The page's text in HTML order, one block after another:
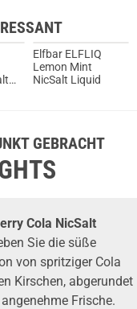
Elfbar ELFLIQ
Lemon Mint
NicSalt Liquid
GEBRACHT
Cola NicSalt
Sie die süße
von spritziger Cola
Kirschen, abgerundet
Frische.